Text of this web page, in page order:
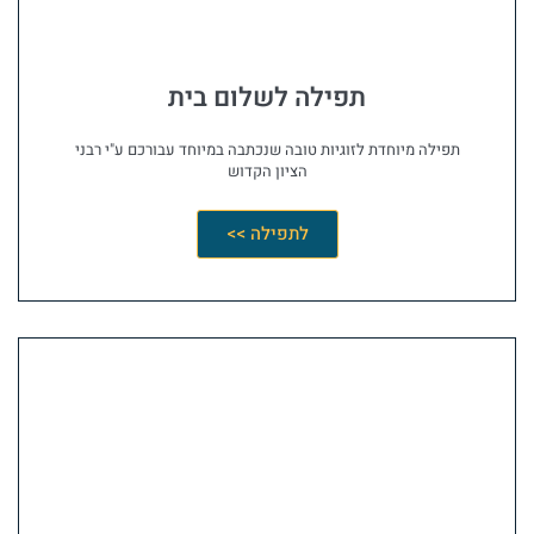
תפילה לשלום בית
תפילה מיוחדת לזוגיות טובה שנכתבה במיוחד עבורכם ע"י רבני
הציון הקדוש
לתפילה >>